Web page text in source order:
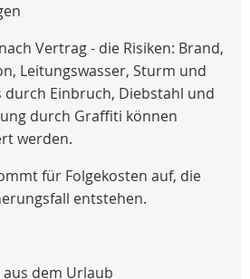
Vertrag - die Risiken: Brand,
Leitungswasser, Sturm und
durch Einbruch, Diebstahl und
durch Graffiti können
werden.
für Folgekosten auf, die
entstehen.
dem Urlaub